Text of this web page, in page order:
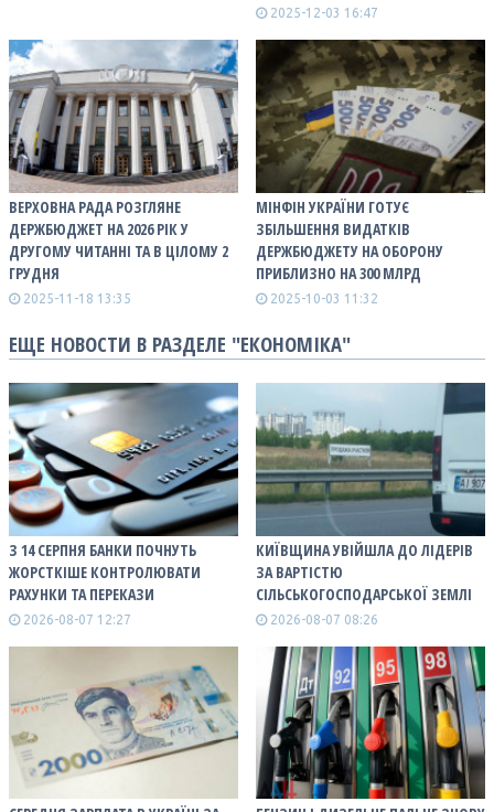
2025-12-03 16:47
ВЕРХОВНА РАДА РОЗГЛЯНЕ
ДЕРЖБЮДЖЕТ НА 2026 РІК У
ДРУГОМУ ЧИТАННІ ТА В ЦІЛОМУ 2
ГРУДНЯ
2025-11-18 13:35
МІНФІН УКРАЇНИ ГОТУЄ
ЗБІЛЬШЕННЯ ВИДАТКІВ
ДЕРЖБЮДЖЕТУ НА ОБОРОНУ
ПРИБЛИЗНО НА 300 МЛРД
2025-10-03 11:32
ЕЩЕ НОВОСТИ В РАЗДЕЛЕ "ЕКОНОМІКА"
З 14 СЕРПНЯ БАНКИ ПОЧНУТЬ
ЖОРСТКІШЕ КОНТРОЛЮВАТИ
РАХУНКИ ТА ПЕРЕКАЗИ
2026-08-07 12:27
КИЇВЩИНА УВІЙШЛА ДО ЛІДЕРІВ
ЗА ВАРТІСТЮ
СІЛЬСЬКОГОСПОДАРСЬКОЇ ЗЕМЛІ
2026-08-07 08:26